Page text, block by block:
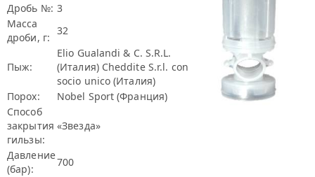
Дробь №: 3
Масса
дроби, г:
32
Пыж:
Elio Gualandi & C. S.R.L.
(Италия) Cheddite S.r.l. con
socio unico (Италия)
Порох:
Nobel Sport (Франция)
Способ
закрытия
гильзы:
«Звезда»
Давление
(бар):
700